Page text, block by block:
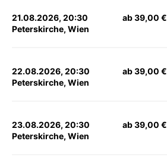
21.08.2026, 20:30
Peterskirche, Wien
ab 39,00 €
22.08.2026, 20:30
Peterskirche, Wien
ab 39,00 €
23.08.2026, 20:30
Peterskirche, Wien
ab 39,00 €